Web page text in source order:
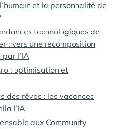
et la personnalité de
technologiques de
: vers une recomposition
l’IA
: optimisation et
des rêves : les vacances
l’IA
aux Community